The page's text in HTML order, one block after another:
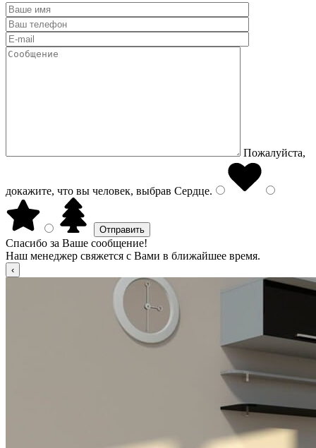
Пожалуйста,
докажите, что вы человек, выбрав Сердце.
Спасибо за Ваше сообщение!
Наш менеджер свяжется с Вами в ближайшее время.